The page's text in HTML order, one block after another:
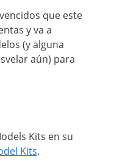
que este
y va a
(y alguna
aún) para
Kits en su
Kits.